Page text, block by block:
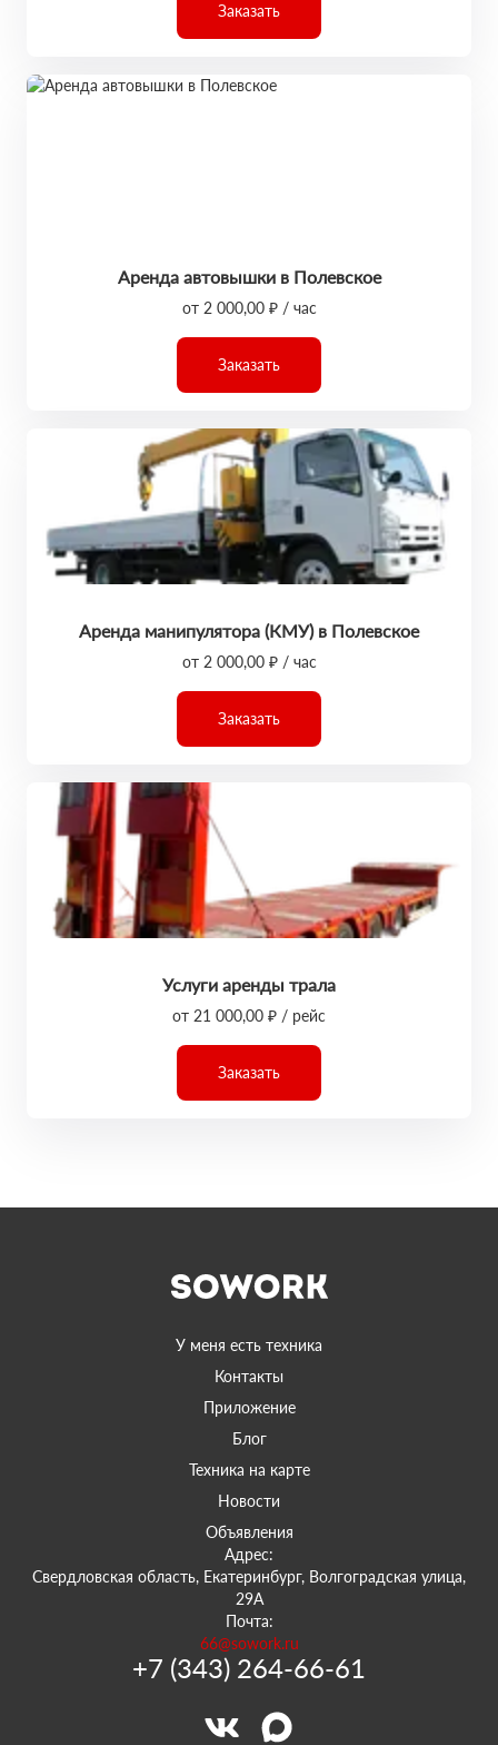
Заказать
Аренда автовышки в Полевское
от 2 000,00 ₽ / час
Заказать
Аренда манипулятора (КМУ) в Полевское
от 2 000,00 ₽ / час
Заказать
Услуги аренды трала
от 21 000,00 ₽ / рейс
Заказать
У меня есть техника
Контакты
Приложение
Блог
Техника на карте
Новости
Объявления
Адрес:
Свердловская область, Екатеринбург, Волгоградская улица,
29А
Почта:
66@sowork.ru
+7 (343) 264-66-61